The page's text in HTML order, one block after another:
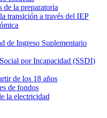
de la preparatoria
transición a través del IEP
de Ingreso Suplementario
por Incapacidad (SSDI)
de los 18 años
de fondos
la electricidad